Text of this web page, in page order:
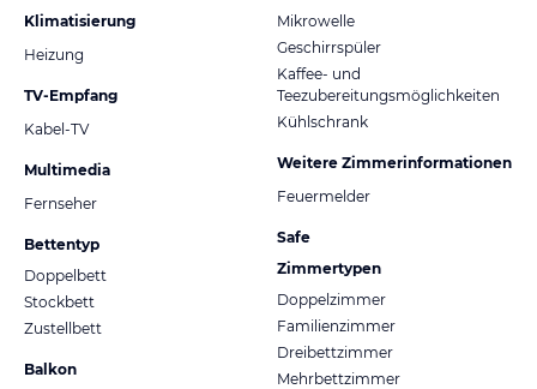
Klimatisierung
Heizung
TV-Empfang
Kabel-TV
Multimedia
Fernseher
Bettentyp
Doppelbett
Stockbett
Zustellbett
Balkon
Mikrowelle
Geschirrspüler
Kaffee- und
Teezubereitungsmöglichkeiten
Kühlschrank
Weitere Zimmerinformationen
Feuermelder
Safe
Zimmertypen
Doppelzimmer
Familienzimmer
Dreibettzimmer
Mehrbettzimmer